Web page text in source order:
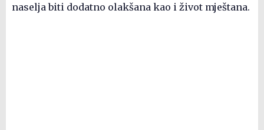
naselja biti dodatno olakšana kao i život mještana.